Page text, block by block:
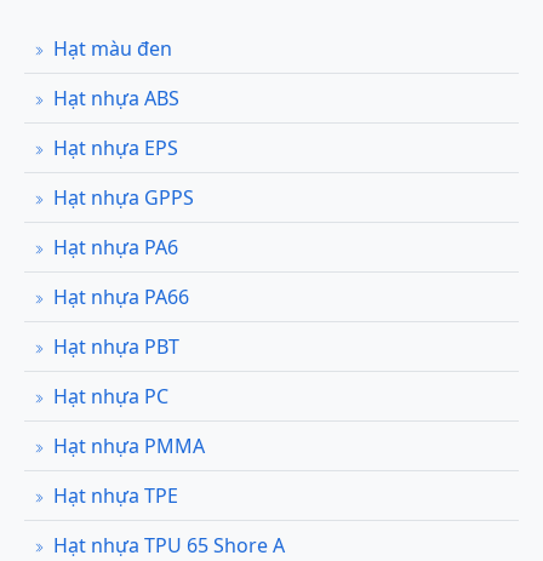
Hạt màu đen
Hạt nhựa ABS
Hạt nhựa EPS
Hạt nhựa GPPS
Hạt nhựa PA6
Hạt nhựa PA66
Hạt nhựa PBT
Hạt nhựa PC
Hạt nhựa PMMA
Hạt nhựa TPE
Hạt nhựa TPU 65 Shore A